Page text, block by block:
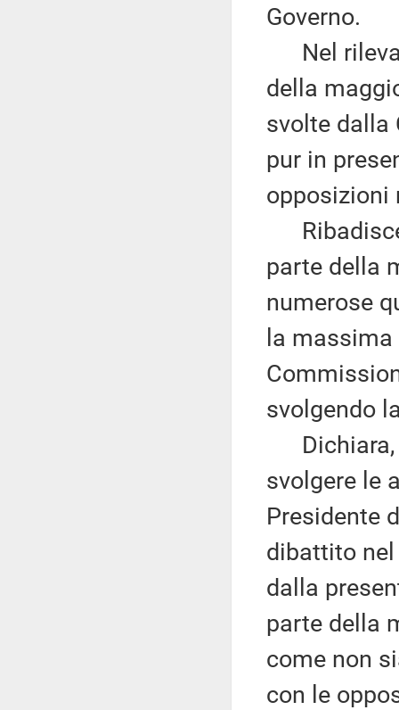
Governo.
Nel
della
svolte dalla
pur in
opposizioni
parte della
numerose
la
svolgendo
Dichiara,
svolgere le
Presidente
dibattito
dalla
parte della
come non
con le